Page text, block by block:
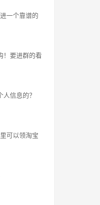
一个靠谱的
！要进群的看
信息的？
可以领淘宝